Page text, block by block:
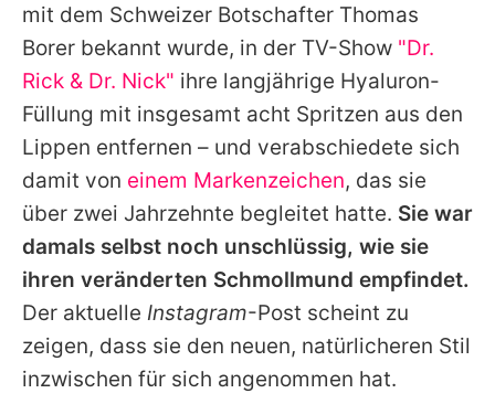
mit dem Schweizer Botschafter Thomas
Borer bekannt wurde, in der TV-Show "Dr.
Rick & Dr. Nick" ihre langjährige Hyaluron-
Füllung mit insgesamt acht Spritzen aus den
Lippen entfernen – und verabschiedete sich
damit von einem Markenzeichen, das sie
über zwei Jahrzehnte begleitet hatte. Sie war
damals selbst noch unschlüssig, wie sie
ihren veränderten Schmollmund empfindet.
Der aktuelle Instagram-Post scheint zu
zeigen, dass sie den neuen, natürlicheren Stil
inzwischen für sich angenommen hat.